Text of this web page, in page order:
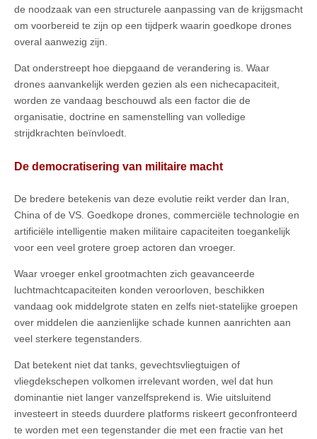
de noodzaak van een structurele aanpassing van de krijgsmacht
om voorbereid te zijn op een tijdperk waarin goedkope drones
overal aanwezig zijn.
Dat onderstreept hoe diepgaand de verandering is. Waar
drones aanvankelijk werden gezien als een nichecapaciteit,
worden ze vandaag beschouwd als een factor die de
organisatie, doctrine en samenstelling van volledige
strijdkrachten beïnvloedt.
De democratisering van militaire macht
De bredere betekenis van deze evolutie reikt verder dan Iran,
China of de VS. Goedkope drones, commerciële technologie en
artificiële intelligentie maken militaire capaciteiten toegankelijk
voor een veel grotere groep actoren dan vroeger.
Waar vroeger enkel grootmachten zich geavanceerde
luchtmachtcapaciteiten konden veroorloven, beschikken
vandaag ook middelgrote staten en zelfs niet-statelijke groepen
over middelen die aanzienlijke schade kunnen aanrichten aan
veel sterkere tegenstanders.
Dat betekent niet dat tanks, gevechtsvliegtuigen of
vliegdekschepen volkomen irrelevant worden, wel dat hun
dominantie niet langer vanzelfsprekend is. Wie uitsluitend
investeert in steeds duurdere platforms riskeert geconfronteerd
te worden met een tegenstander die met een fractie van het